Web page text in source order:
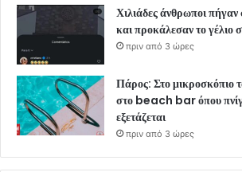
Χιλιάδες άνθρωποι
και προκάλεσαν το γέλιο
πριν από 3 ώρες
Πάρος: Στο μικροσκόπιο
στο beach bar όπου
εξετάζεται
πριν από 3 ώρες